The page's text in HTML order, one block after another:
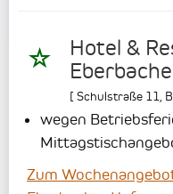
Hotel &
[ Schulstraße 11
wegen
Zum